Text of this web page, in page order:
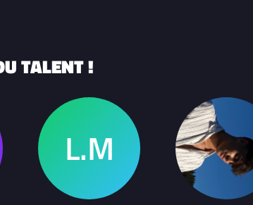
TALENT !